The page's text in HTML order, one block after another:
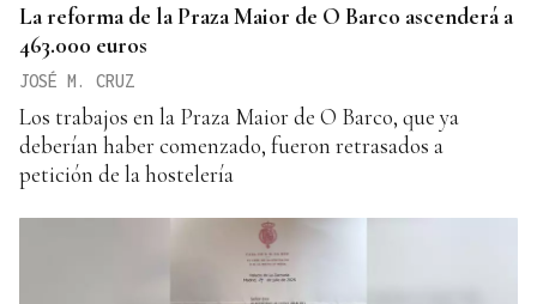
La reforma de la Praza Maior de O Barco ascenderá a
463.000 euros
JOSÉ M. CRUZ
Los trabajos en la Praza Maior de O Barco, que ya
deberían haber comenzado, fueron retrasados a
petición de la hostelería